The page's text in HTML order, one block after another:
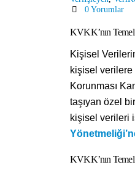
0 Yorumlar
KVKK’nın
Kişisel
kişisel verilere
Korunması
taşıyan özel
kişisel verileri
KVKK’nın